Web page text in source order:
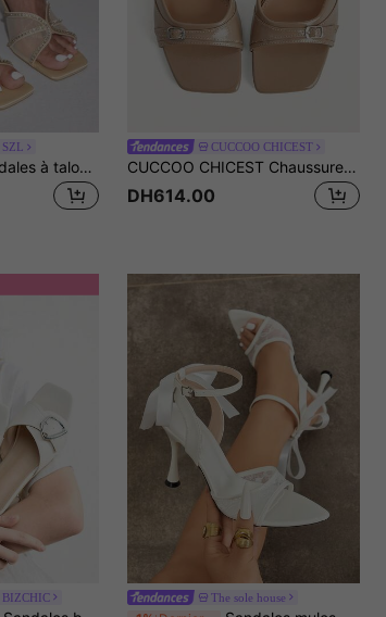
CUCCOO SZL Sandales à talons hauts minces à bout carré pour femmes, en maille beige avec chaîne de strass. Sandales à talons hauts ouvertes, en une seule pièce, avec Glissant. Sandales de soirée élégantes, glamour et sexy.
CUCCOO CHICEST
CUCCOO CHICEST Chaussures pour femmes avec boucle métallique, bout carré, talon épais, talon bas, style simple pour le travail, cuir verni brillant gris et marron, chaussons extérieurs pour les voyages quotidiens
DH614.00
BIZCHIC The sole house